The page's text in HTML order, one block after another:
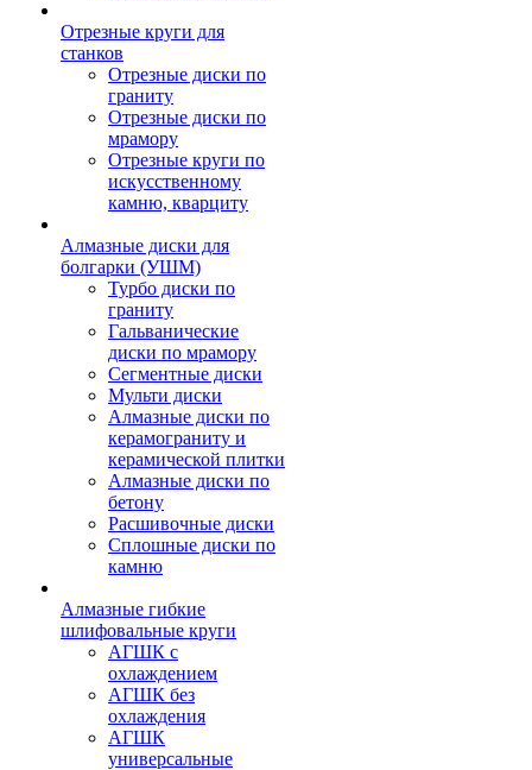
Отрезные круги для
станков
Отрезные диски по
граниту
Отрезные диски по
мрамору
Отрезные круги по
искусственному
камню, кварциту
Алмазные диски для
болгарки (УШМ)
Турбо диски по
граниту
Гальванические
диски по мрамору
Сегментные диски
Мульти диски
Алмазные диски по
керамограниту и
керамической плитки
Алмазные диски по
бетону
Расшивочные диски
Сплошные диски по
камню
Алмазные гибкие
шлифовальные круги
АГШК с
охлаждением
АГШК без
охлаждения
АГШК
универсальные